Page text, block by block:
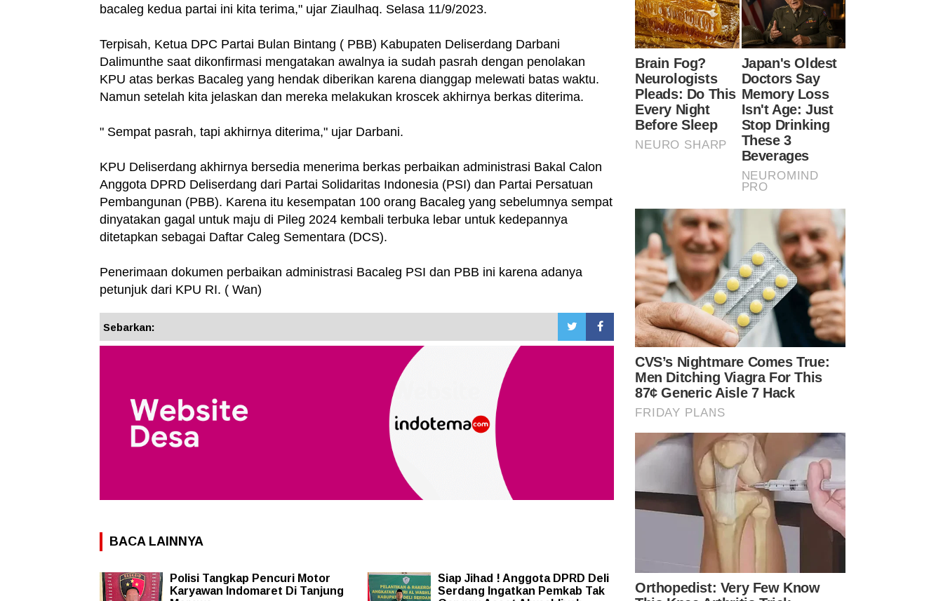
bacaleg kedua partai ini kita terima," ujar Ziaulhaq. Selasa 11/9/2023.
Terpisah, Ketua DPC Partai Bulan Bintang ( PBB) Kabupaten Deliserdang Darbani
Dalimunthe saat dikonfirmasi mengatakan awalnya ia sudah pasrah dengan penolakan
KPU atas berkas Bacaleg yang hendak diberikan karena dianggap melewati batas waktu.
Namun setelah kita jelaskan dan mereka melakukan kroscek akhirnya berkas diterima.
" Sempat pasrah, tapi akhirnya diterima," ujar Darbani.
KPU Deliserdang akhirnya bersedia menerima berkas perbaikan administrasi Bakal Calon
Anggota DPRD Deliserdang dari Partai Solidaritas Indonesia (PSI) dan Partai Persatuan
Pembangunan (PBB). Karena itu kesempatan 100 orang Bacaleg yang sebelumnya sempat
dinyatakan gagal untuk maju di Pileg 2024 kembali terbuka lebar untuk kedepannya
ditetapkan sebagai Daftar Caleg Sementara (DCS).
Penerimaan dokumen perbaikan administrasi Bacaleg PSI dan PBB ini karena adanya
petunjuk dari KPU RI. ( Wan)
Sebarkan:
BACA LAINNYA
Polisi Tangkap Pencuri Motor
Karyawan Indomaret Di Tanjung
Siap Jihad ! Anggota DPRD Deli
Serdang Ingatkan Pemkab Tak